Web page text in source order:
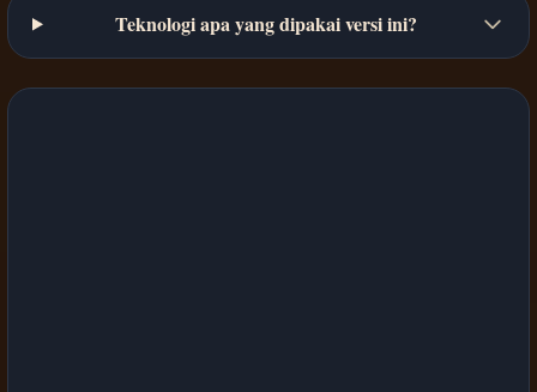
Teknologi apa yang dipakai versi ini?